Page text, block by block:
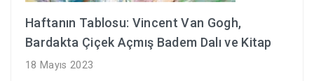
Haftanın Tablosu: Vincent Van Gogh,
Bardakta Çiçek Açmış Badem Dalı ve Kitap
18 Mayıs 2023